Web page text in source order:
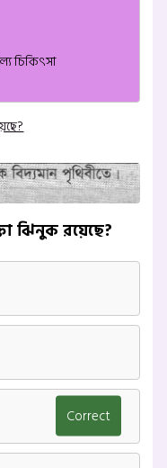
চিকিৎসা
ঝিনুক রয়েছে?
Correct